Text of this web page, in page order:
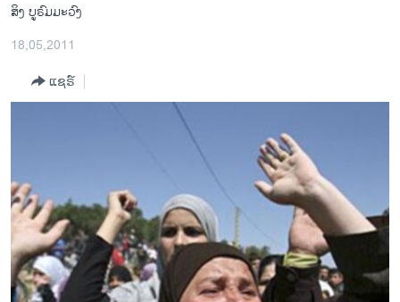
ຫາ
ຊອກ
ຄົ້ນ
ຂ່າວ​ຈີນ
ໂລກ
ເອເຊຍ
ຊຸມຊົນຊາວລາວ
ວິທະຍາສາດ-ເທັກໂນໂລຈີ
ທຸລະກິດ
ພາສາອັງກິດ
ສິງ ບູຣົມມະວົງ
18,05,2011
ແຊຣ໌